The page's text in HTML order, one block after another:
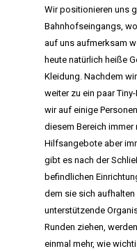
Wir positionieren uns
Bahnhofseingangs,
auf uns aufmerksam
heute natürlich heiße
Kleidung. Nachdem
weiter zu ein paar
wir auf einige
diesem Bereich
Hilfsangebote aber
gibt es nach der
befindlichen
dem sie sich aufhalten
unterstützende
Runden ziehen,
einmal mehr, wie